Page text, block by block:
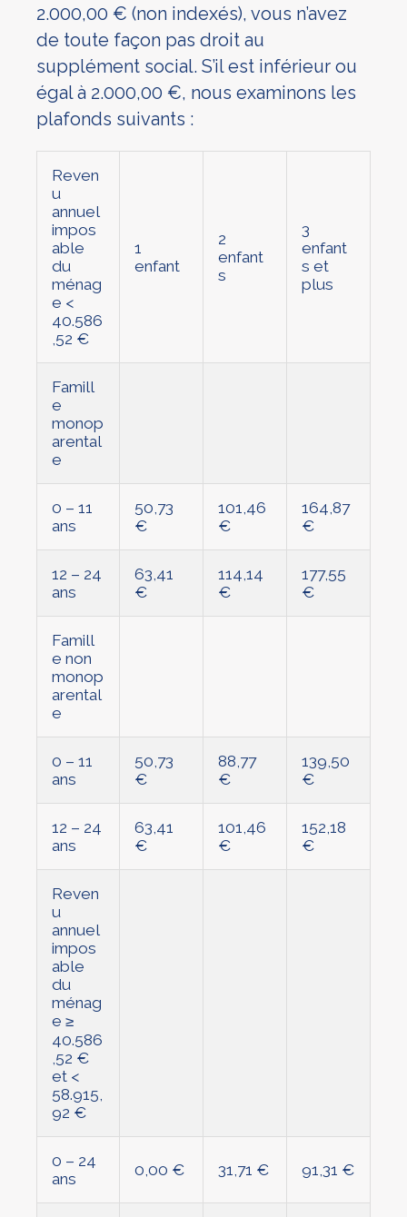
2.000,00 € (non indexés), vous n’avez
de toute façon pas droit au
supplément social. S’il est inférieur ou
égal à 2.000,00 €, nous examinons les
plafonds suivants :
Reven
u
annuel
impos
able
du
ménag
e <
40.586
,52 €
1
enfant
2
enfant
s
3
enfant
s et
plus
Famill
e
monop
arental
e
0 – 11
ans
50,73
€
101,46
€
164,87
€
12 – 24
ans
63,41
€
114,14
€
177,55
€
Famill
e non
monop
arental
e
0 – 11
ans
50,73
€
88,77
€
139,50
€
12 – 24
ans
63,41
€
101,46
€
152,18
€
Reven
u
annuel
impos
able
du
ménag
e ≥
40.586
,52 €
et <
58.915,
92 €
0 – 24
ans
0,00 € 31,71 € 91,31 €